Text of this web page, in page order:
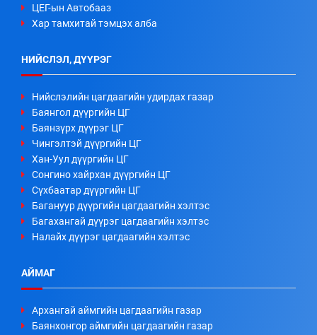
ЦЕГ-ын Автобааз
Хар тамхитай тэмцэх алба
НИЙСЛЭЛ, ДҮҮРЭГ
Нийслэлийн цагдаагийн удирдах газар
Баянгол дүүргийн ЦГ
Баянзүрх дүүрэг ЦГ
Чингэлтэй дүүргийн ЦГ
Хан-Уул дүүргийн ЦГ
Сонгино хайрхан дүүргийн ЦГ
Сүхбаатар дүүргийн ЦГ
Багануур дүүргийн цагдаагийн хэлтэс
Багахангай дүүрэг цагдаагийн хэлтэс
Налайх дүүрэг цагдаагийн хэлтэс
АЙМАГ
Архангай аймгийн цагдаагийн газар
Баянхонгор аймгийн цагдаагийн газар